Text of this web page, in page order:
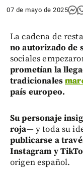
07 de mayo de 2025
La cadena de
no autorizado de
sociales
prometían la
tradicionales
país europeo.
Su personaje
roja— y toda su
publicarse a
Instagram y
origen español.